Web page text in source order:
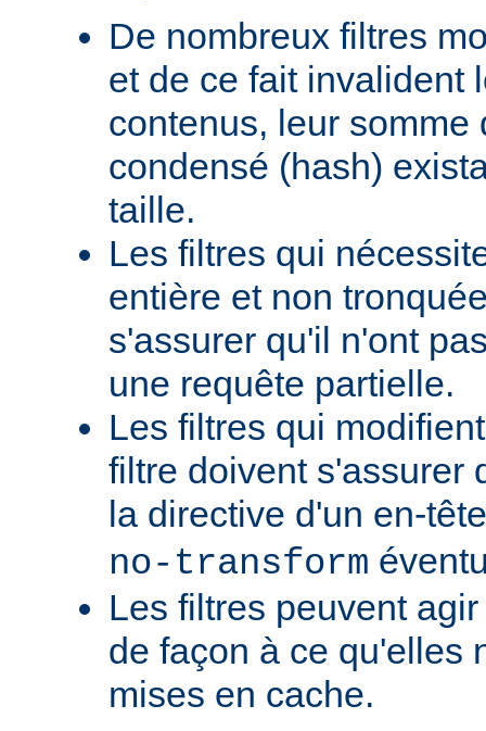
De nombreux filtres
et de ce fait invalident
contenus, leur somme
condensé (hash)
taille.
Les filtres qui
entière et non
s'assurer qu'il n'ont
une requête partielle.
Les filtres qui
filtre doivent s'assurer
la directive d'un en-
no-transform
Les filtres peuvent
de façon à ce qu'elles
mises en cache.